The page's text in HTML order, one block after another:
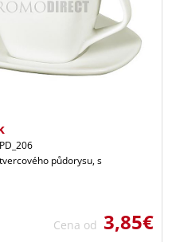
půdorysu, s
Cena od 3,85€